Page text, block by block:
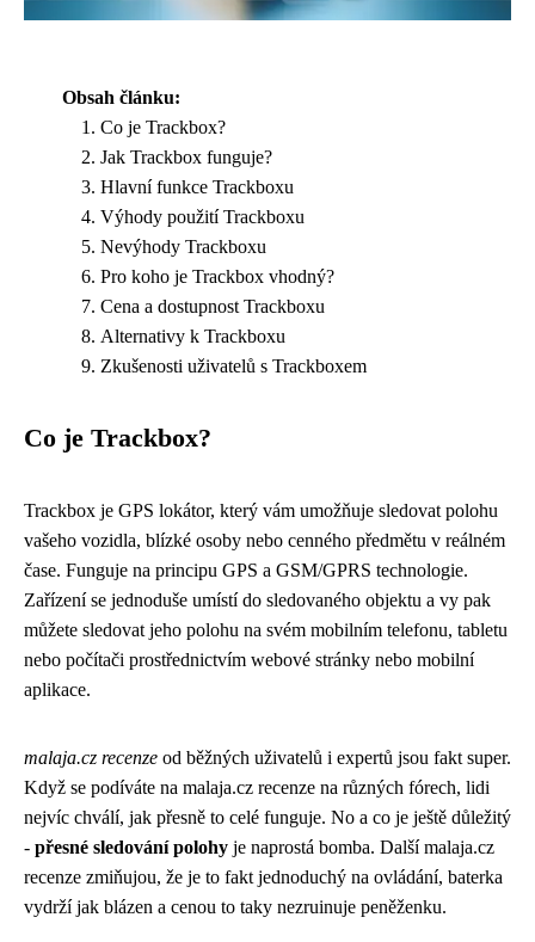
Obsah článku:
Co je Trackbox?
Jak Trackbox funguje?
Hlavní funkce Trackboxu
Výhody použití Trackboxu
Nevýhody Trackboxu
Pro koho je Trackbox vhodný?
Cena a dostupnost Trackboxu
Alternativy k Trackboxu
Zkušenosti uživatelů s Trackboxem
Co je Trackbox?
Trackbox je GPS lokátor, který vám umožňuje sledovat polohu
vašeho vozidla, blízké osoby nebo cenného předmětu v reálném
čase. Funguje na principu GPS a GSM/GPRS technologie.
Zařízení se jednoduše umístí do sledovaného objektu a vy pak
můžete sledovat jeho polohu na svém mobilním telefonu, tabletu
nebo počítači prostřednictvím webové stránky nebo mobilní
aplikace.
malaja.cz recenze od běžných uživatelů i expertů jsou fakt super.
Když se podíváte na malaja.cz recenze na různých fórech, lidi
nejvíc chválí, jak přesně to celé funguje. No a co je ještě důležitý
- přesné sledování polohy je naprostá bomba. Další malaja.cz
recenze zmiňujou, že je to fakt jednoduchý na ovládání, baterka
vydrží jak blázen a cenou to taky nezruinuje peněženku.